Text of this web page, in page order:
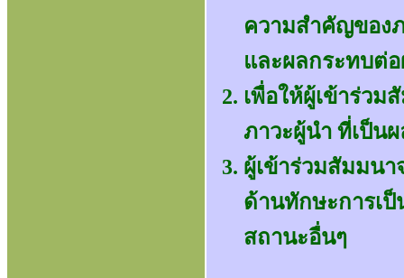
ความสำคัญของ
และผลกระทบต่
เพื่อให้ผู้เข้าร่ว
ภาวะผู้นำ ที่เป็น
ผู้เข้าร่วมสัมมนา
ด้านทักษะการเป็
สถานะอื่นๆ